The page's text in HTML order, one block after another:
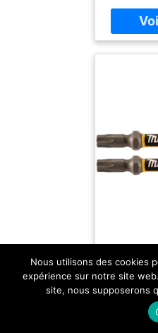
de
H):
Photo
Série
Nous utilisons des cookies
expérience sur notre site
site, nous supposerons